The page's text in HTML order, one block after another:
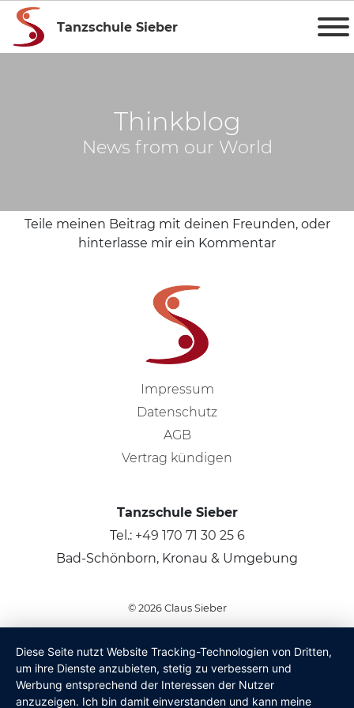
Tanzschule Sieber
Thinkblog
News from our World
Teile meinen Beitrag mit deinen Freunden, oder
hinterlasse mir ein Kommentar
Diese Seite nutzt Website Tracking-Technologien von Dritten,
um ihre Dienste anzubieten, stetig zu verbessern und
Werbung entsprechend der Interessen der Nutzer
anzuzeigen. Ich bin damit einverstanden und kann meine
Impressum
Datenschutz
AGB
Vertrag kündigen
Tanzschule Sieber
Tel.: +49 170 71 30 25 6
Bad-Schönborn, Kronau & Umgebung
© 2026 Claus Sieber